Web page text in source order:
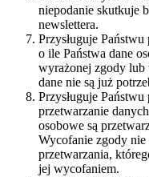
niepodanie skutkuje
newslettera.
Przysługuje
o ile Państwa dane
wyrażonej zgody
dane nie są już
Przysługuje
przetwarzanie
osobowe są
Wycofanie zgody nie
przetwarzania,
jej wycofaniem.